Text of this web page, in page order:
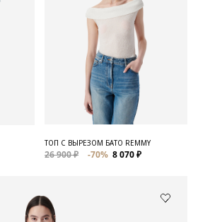
ТОП С ВЫРЕЗОМ БАТО REMMY
26 900 ₽ -70% 8 070 ₽